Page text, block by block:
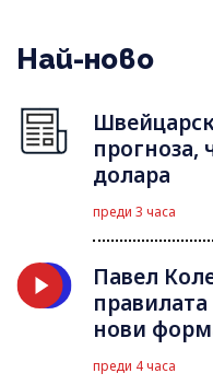
Най-ново
прогноза,
долара
преди 3 часа
Павел
правилата
нови
преди 4 часа